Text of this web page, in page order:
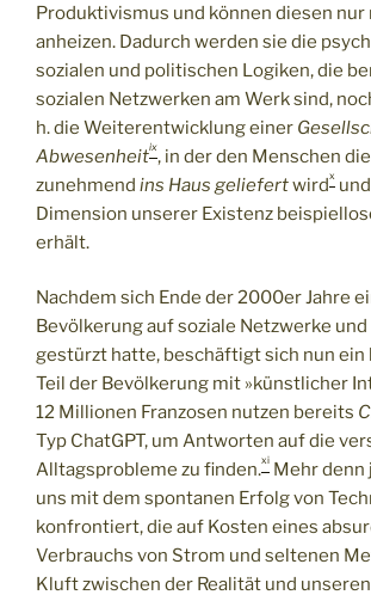
Produktivismus und können diesen
anheizen. Dadurch werden sie die
sozialen und politischen Logiken, die
sozialen Netzwerken am Werk sind,
h. die Weiterentwicklung einer
Abwesenheitix, in der den Menschen
zunehmend ins Haus geliefertwirdx
Dimension unserer Existenz
erhält.
Nachdem sich Ende der 2000er Jahre
Bevölkerung auf soziale Netzwerke
gestürzt hatte, beschäftigt sich nun
Teil der Bevölkerung mit »künstlicher
12 Millionen Franzosen nutzen bereits
Typ ChatGPT, um Antworten auf die
Alltagsprobleme zu finden.xi Mehr denn
uns mit dem spontanen Erfolg von
konfrontiert, die auf Kosten eines
Verbrauchs von Strom und seltenen
Kluft zwischen der Realität und